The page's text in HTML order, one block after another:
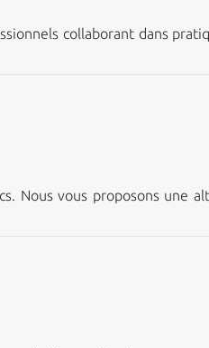
collaborant dans
Nous vous proposons une